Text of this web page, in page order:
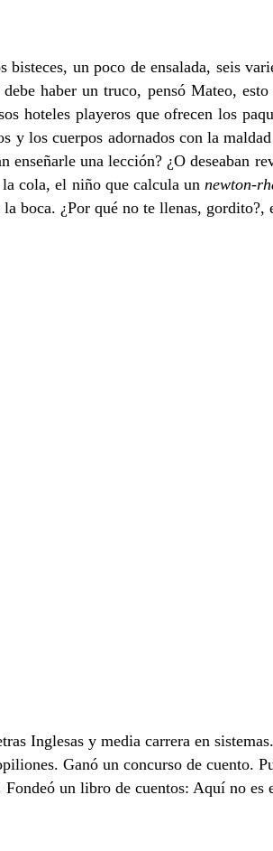
un poco de ensalada, seis
haber un truco, pensó Mateo,
hoteles playeros que ofrecen los
y los cuerpos adornados con la
enseñarle una lección? ¿O
cola, el niño que calcula un newton-
boca. ¿Por qué no te llenas,
Inglesas y media carrera en
Ganó un concurso de cuento.
un libro de cuentos: Aquí no